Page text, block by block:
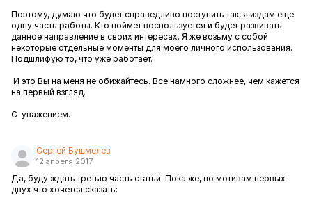
Поэтому, думаю что будет справедливо поступить так, я издам еще
одну часть работы. Кто поймет воспользуется и будет развивать
данное направление в своих интересах. Я же возьму с собой
некоторые отдельные моменты для моего личного использования.
Подшлифую то, что уже работает.
И это Вы на меня не обижайтесь. Все намного сложнее, чем кажется
на первый взгляд.
С уважением.
Сергей Бушмелев
12 апреля 2017
Да, буду ждать третью часть статьи. Пока же, по мотивам первых
двух что хочется сказать: